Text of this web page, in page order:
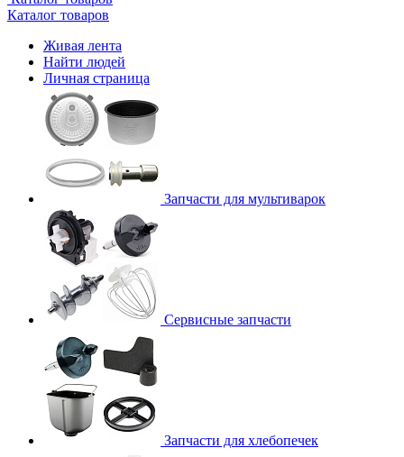
Каталог товаров
Живая лента
Найти людей
Личная страница
Запчасти для мультиварок
Сервисные запчасти
Запчасти для хлебопечек